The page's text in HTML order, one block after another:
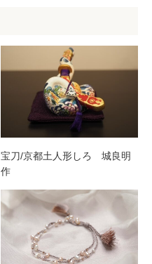
宝刀/京都土人形しろ 城良明
作